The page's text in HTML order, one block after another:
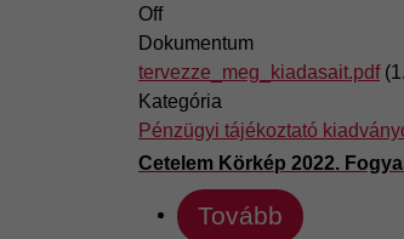
Off
Dokumentum
tervezze_meg_kiadasait.pdf
Kategória
Pénzügyi tájékoztató
Cetelem Körkép 2022.
Tovább